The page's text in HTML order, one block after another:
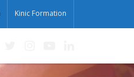
Kinic Formation